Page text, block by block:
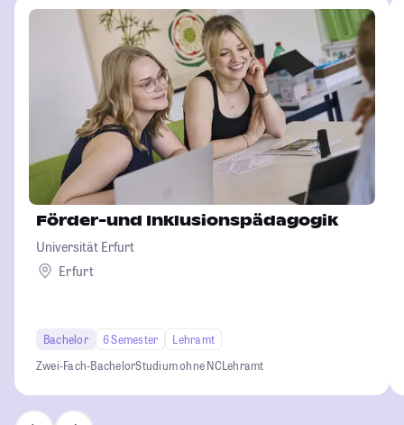
Förder-und Inklusionspädagogik
Universität Erfurt
Erfurt
Bachelor 6 Semester
Lehramt
Zwei-Fach-BachelorStudium ohne NCLehramt